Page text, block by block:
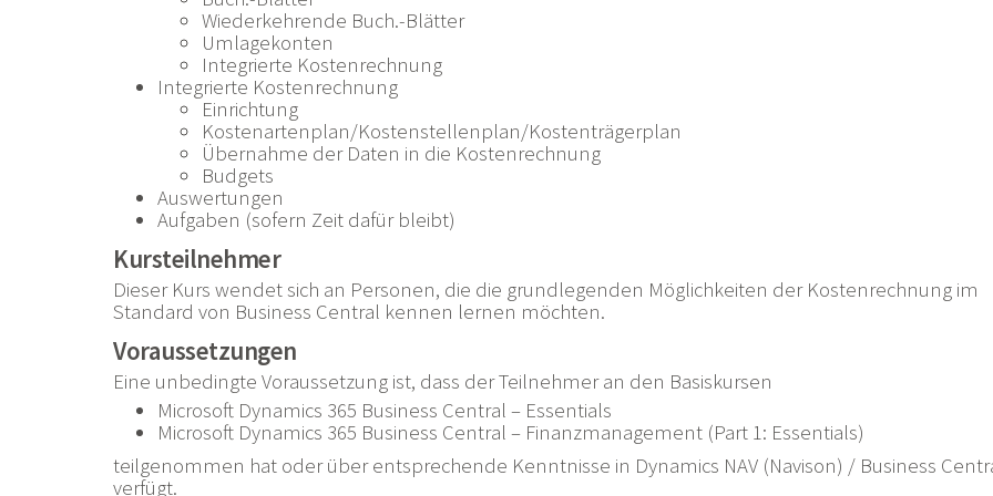
Wiederkehrende Buch.-Blätter
Umlagekonten
Integrierte Kostenrechnung
Integrierte Kostenrechnung
Einrichtung
Kostenartenplan/Kostenstellenplan/Kostenträgerplan
Übernahme der Daten in die Kostenrechnung
Budgets
Auswertungen
Aufgaben (sofern Zeit dafür bleibt)
Kursteilnehmer
Dieser Kurs wendet sich an Personen, die die grundlegenden Möglichkeiten der Kostenrechnung im
Standard von Business Central kennen lernen möchten.
Voraussetzungen
Eine unbedingte Voraussetzung ist, dass der Teilnehmer an den Basiskursen
Microsoft Dynamics 365 Business Central – Essentials
Microsoft Dynamics 365 Business Central – Finanzmanagement (Part 1: Essentials)
teilgenommen hat oder über entsprechende Kenntnisse in Dynamics NAV (Navison) / Business
verfügt.